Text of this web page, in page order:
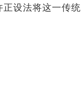
设法将这一传统